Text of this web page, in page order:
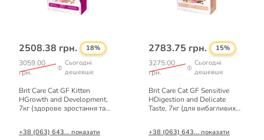
2508.38 грн. 18%
3059.00
грн.
Сьогодні
дешевше
Brit Care Cat GF Kitten
HGrowth and Development,
7кг (здорове зростання та
+38 (063) 643... показати
2783.75 грн. 15%
3275.00
грн.
Сьогодні
дешевше
Brit Care Cat GF Sensitive
HDigestion and Delicate
Taste, 7кг (для вибагливих
+38 (063) 643... показати